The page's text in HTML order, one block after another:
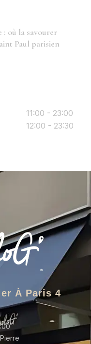
où la savourer
Paul parisien
11:00 - 23:00
12:00 - 23:30
À Paris 4